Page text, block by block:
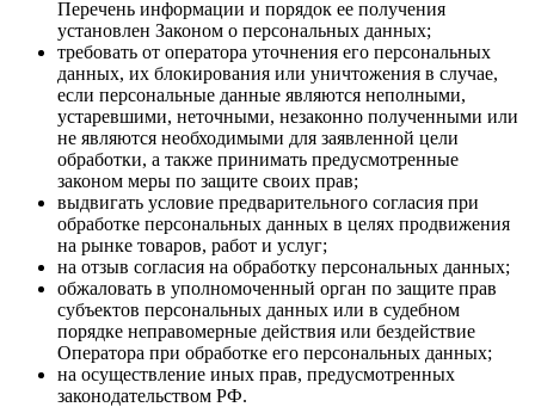
Перечень информации и порядок ее получения
установлен Законом о персональных данных;
требовать от оператора уточнения его персональных
данных, их блокирования или уничтожения в случае,
если персональные данные являются неполными,
устаревшими, неточными, незаконно полученными или
не являются необходимыми для заявленной цели
обработки, а также принимать предусмотренные
законом меры по защите своих прав;
выдвигать условие предварительного согласия при
обработке персональных данных в целях продвижения
на рынке товаров, работ и услуг;
на отзыв согласия на обработку персональных данных;
обжаловать в уполномоченный орган по защите прав
субъектов персональных данных или в судебном
порядке неправомерные действия или бездействие
Оператора при обработке его персональных данных;
на осуществление иных прав, предусмотренных
законодательством РФ.